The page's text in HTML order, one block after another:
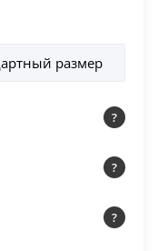
2.5 шт 4 090 руб.
2 363 руб.
размер